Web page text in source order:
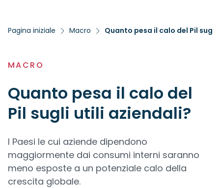
Pagina iniziale Macro Quanto pesa il calo del Pil
MACRO
Quanto pesa il calo del
Pil sugli utili aziendali?
I Paesi le cui aziende dipendono
maggiormente dai consumi interni saranno
meno esposte a un potenziale calo della
crescita globale.